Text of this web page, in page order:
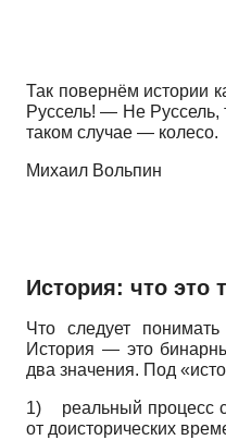
Так повернём истории
Руссель! — Не
таком случае — колесо.
Михаил Вольпин
История: что это
Что следует
История — это
два значения. Под
1) реальный процесс
от доисторических